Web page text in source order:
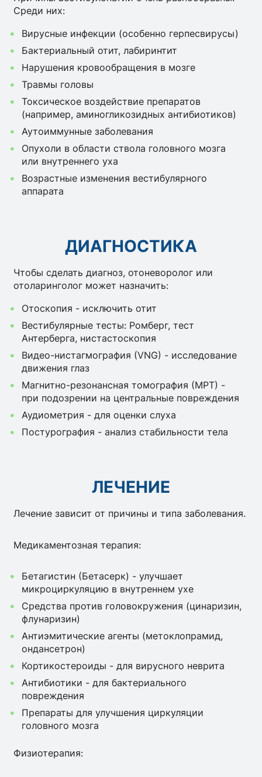
Среди них:
Вирусные инфекции (особенно герпесвирусы)
Бактериальный отит, лабиринтит
Нарушения кровообращения в мозге
Травмы головы
Токсическое воздействие препаратов
(например, аминогликозидных антибиотиков)
Аутоиммунные заболевания
Опухоли в области ствола головного мозга
или внутреннего уха
Возрастные изменения вестибулярного
аппарата
ДИАГНОСТИКА
Чтобы сделать диагноз, отоневоролог или
отоларинголог может назначить:
Отоскопия - исключить отит
Вестибулярные тесты: Ромберг, тест
Антерберга, нистастоскопия
Видео-нистагмография (VNG) - исследование
движения глаз
Магнитно-резонансная томография (МРТ) -
при подозрении на центральные повреждения
Аудиометрия - для оценки слуха
Постурография - анализ стабильности тела
ЛЕЧЕНИЕ
Лечение зависит от причины и типа заболевания.
Медикаментозная терапия:
Бетагистин (Бетасерк) - улучшает
микроциркуляцию в внутреннем ухе
Средства против головокружения (цинаризин,
флунаризин)
Антиэмитические агенты (метоклопрамид,
ондансетрон)
Кортикостероиды - для вирусного неврита
Антибиотики - для бактериального
повреждения
Препараты для улучшения циркуляции
головного мозга
Физиотерапия: